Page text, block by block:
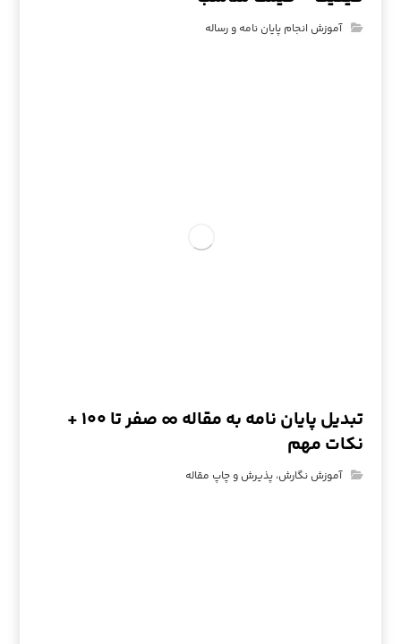
آموزش انجام پایان نامه و رساله
تبدیل پایان نامه به مقاله ∞ صفر تا ۱۰۰ +
نکات مهم
آموزش نگارش، پذیرش و چاپ مقاله